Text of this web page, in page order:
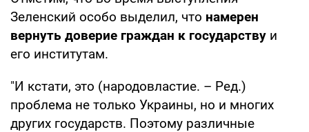
Зеленский особо выделил, что намерен
вернуть доверие граждан к государству и
его институтам.
"И кстати, это (народовластие. – Ред.)
проблема не только Украины, но и многих
других государств. Поэтому различные